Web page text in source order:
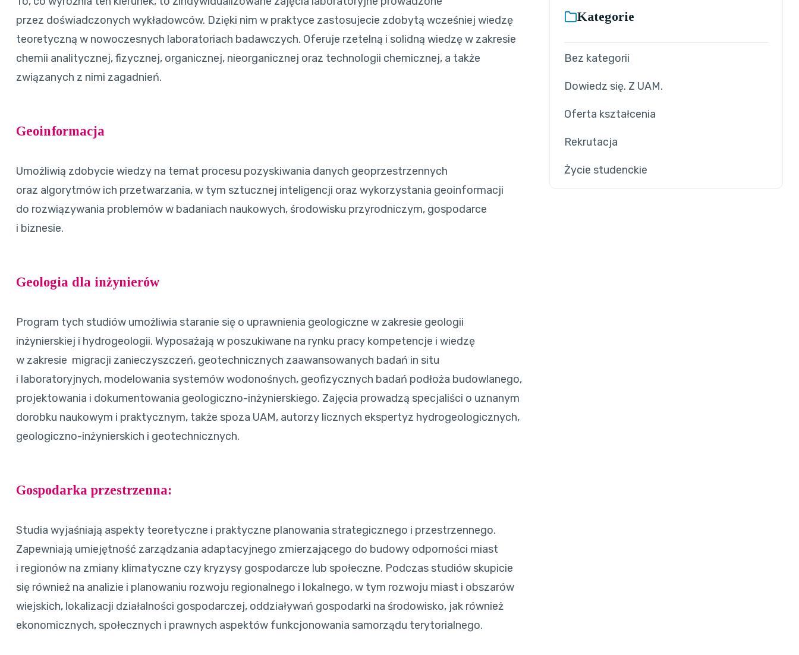
przez doświadczonych wykładowców. Dzięki nim w praktyce zastosujecie zdobytą wcześniej wiedzę
teoretyczną w nowoczesnych laboratoriach badawczych. Oferuje rzetelną i solidną wiedzę w zakresie
chemii analitycznej, fizycznej, organicznej, nieorganicznej oraz technologii chemicznej, a także
związanych z nimi zagadnień.
Geoinformacja
Umożliwią zdobycie wiedzy na temat procesu pozyskiwania danych geoprzestrzennych
oraz algorytmów ich przetwarzania, w tym sztucznej inteligencji oraz wykorzystania geoinformacji
do rozwiązywania problemów w badaniach naukowych, środowisku przyrodniczym, gospodarce
i biznesie.
Geologia dla inżynierów
Program tych studiów umożliwia staranie się o uprawnienia geologiczne w zakresie geologii
inżynierskiej i hydrogeologii. Wyposażają w poszukiwane na rynku pracy kompetencje i wiedzę
w zakresie migracji zanieczyszczeń, geotechnicznych zaawansowanych badań in situ
i laboratoryjnych, modelowania systemów wodonośnych, geofizycznych badań podłoża budowlanego,
projektowania i dokumentowania geologiczno-inżynierskiego. Zajęcia prowadzą specjaliści o uznanym
dorobku naukowym i praktycznym, także spoza UAM, autorzy licznych ekspertyz hydrogeologicznych,
geologiczno-inżynierskich i geotechnicznych.
Gospodarka przestrzenna:
Studia wyjaśniają aspekty teoretyczne i praktyczne planowania strategicznego i przestrzennego.
Zapewniają umiejętność zarządzania adaptacyjnego zmierzającego do budowy odporności miast
i regionów na zmiany klimatyczne czy kryzysy gospodarcze lub społeczne. Podczas studiów skupicie
się również na analizie i planowaniu rozwoju regionalnego i lokalnego, w tym rozwoju miast i obszarów
wiejskich, lokalizacji działalności gospodarczej, oddziaływań gospodarki na środowisko, jak również
ekonomicznych, społecznych i prawnych aspektów funkcjonowania samorządu terytorialnego.
Kategorie
Bez kategorii
Dowiedz się. Z UAM.
Oferta kształcenia
Rekrutacja
Życie studenckie